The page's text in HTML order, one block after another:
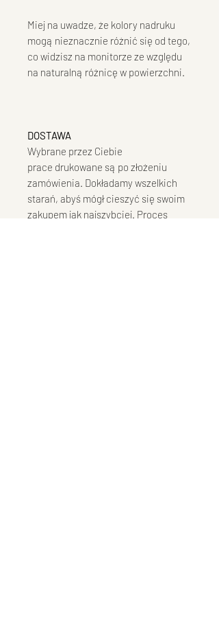
Miej na uwadze, że kolory nadruku
mogą nieznacznie różnić się od tego,
co widzisz na monitorze ze względu
na naturalną różnicę w powierzchni.
DOSTAWA
Wybrane przez Ciebie
prace drukowane są po złożeniu
zamówienia. Dokładamy wszelkich
starań, abyś mógł cieszyć się swoim
zakupem jak najszybciej. Proces